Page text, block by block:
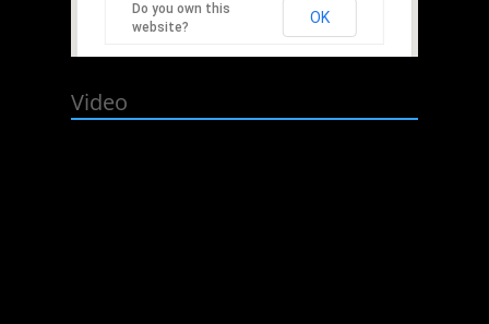
Do you own this
website?
OK
Video